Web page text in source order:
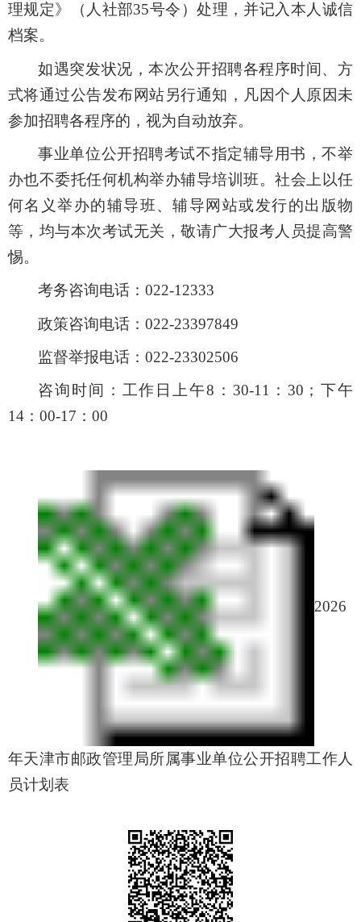
理规定》（人社部35号令）处理，并记入本人诚信
档案。
如遇突发状况，本次公开招聘各程序时间、方
式将通过公告发布网站另行通知，凡因个人原因未
参加招聘各程序的，视为自动放弃。
事业单位公开招聘考试不指定辅导用书，不举
办也不委托任何机构举办辅导培训班。社会上以任
何名义举办的辅导班、辅导网站或发行的出版物
等，均与本次考试无关，敬请广大报考人员提高警
惕。
考务咨询电话：022-12333
政策咨询电话：022-23397849
监督举报电话：022-23302506
咨询时间：工作日上午8：30-11：30；下午
14：00-17：00
2026
年天津市邮政管理局所属事业单位公开招聘工作人
员计划表